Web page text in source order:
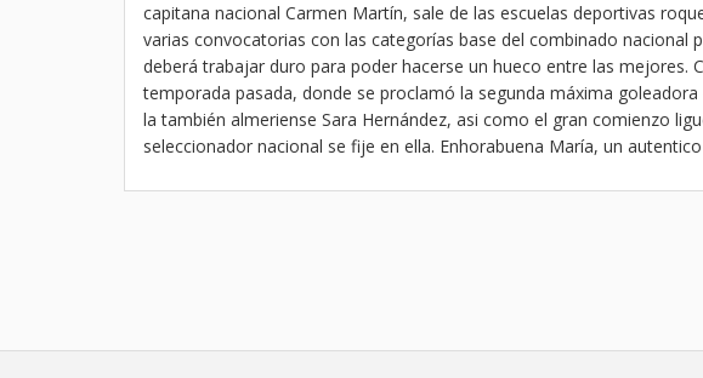
capitana nacional Carmen Martín, sale de las escuelas deportivas
varias convocatorias con las categorías base del combinado nacional
deberá trabajar duro para poder hacerse un hueco entre las mejores.
temporada pasada, donde se proclamó la segunda máxima
la también almeriense Sara Hernández, asi como el gran comienzo
seleccionador nacional se fije en ella. Enhorabuena María, un